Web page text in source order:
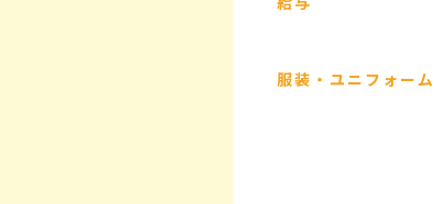
服装・ユニフォーム